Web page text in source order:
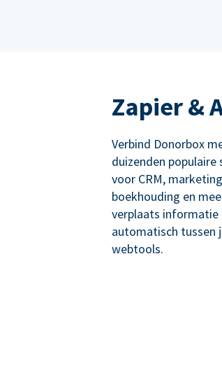
Zapier &
Verbind Donorbox
duizenden populaire
voor CRM,
boekhouding en
verplaats informatie
automatisch tussen
webtools.